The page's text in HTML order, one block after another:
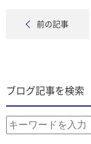
前の記事
ブログ記事を検索